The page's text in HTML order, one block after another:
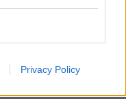
Privacy Policy